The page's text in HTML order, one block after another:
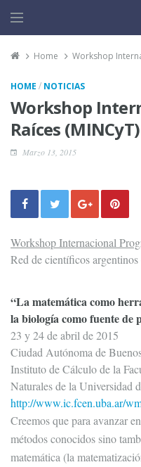
Home Workshop
HOME / NOTICIAS
Workshop
Raíces (MINCyT)
Marzo 13, 2015
Workshop Internacional
Red de científicos
“La matemática como
la biología como fuente de
23 y 24 de abril de 2015
Ciudad Autónoma de
Instituto de Cálculo de la
Naturales de la Universidad
http://www.ic.fcen.uba.ar/
Creemos que para avanzar
métodos conocidos sino
matemática (la